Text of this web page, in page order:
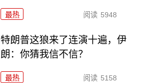
最热 阅读 5948
特朗普这狼来了连演十遍，伊
朗：你猜我信不信？
最热 阅读 5158